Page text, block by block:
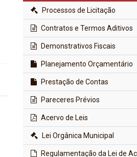
Processos de Licitação
Contratos e Termos Aditivos
Demonstrativos Fiscais
Planejamento Orçamentário
Prestação de Contas
Pareceres Prévios
Acervo de Leis
Lei Orgânica Municipal
Regulamentação da Lei de